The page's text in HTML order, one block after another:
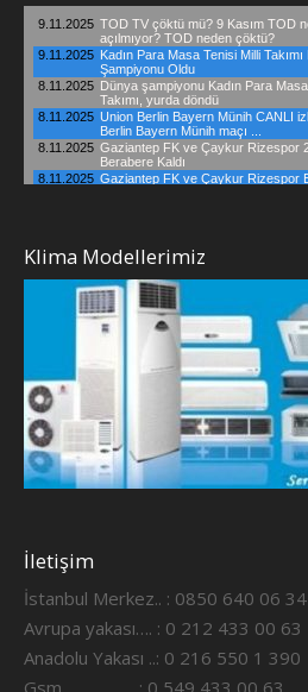
Klima Modellerimiz
İletişim
İstanbul Merkez.. : 0850 640 06 34
Avrupa yakası…. : 0 212 433 00 63
Anadolu Yakası ..: 0 216 550 1 390